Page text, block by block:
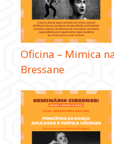
Oficina – Mimica
Bressane